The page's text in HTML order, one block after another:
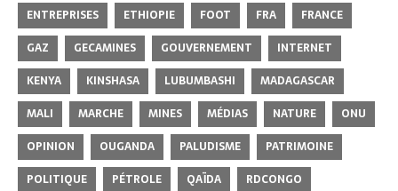
ENTREPRISES
ETHIOPIE FOOT FRA
FRANCE
GAZ
GECAMINES GOUVERNEMENT
INTERNET
KENYA
KINSHASA LUBUMBASHI
MADAGASCAR
MALI
MARCHE MINES MÉDIAS NATURE
ONU
OPINION
OUGANDA PALUDISME
PATRIMOINE
POLITIQUE
PÉTROLE QAÏDA RDCONGO